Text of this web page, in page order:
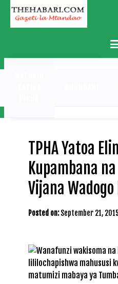
Skip
content
TPHA Yatoa
Kupambana
Vijana Wadogo
Posted on: September 21, 2015